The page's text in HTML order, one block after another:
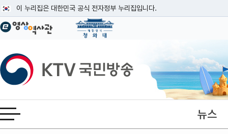
이 누리집은 대한민국 공식 전자정부 누리집입니다.
공식 누리집 주소 확인하기
이밖에 or.kr 또는 .kr등 다른 도메인 주소를 사용하고 있다면 아래 URL에서
운영중인 공식 누리집보기
KTV국민방송
전체메뉴 열기 뉴스
본문